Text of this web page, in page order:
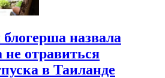
назвала
не отравиться
в Таиланде